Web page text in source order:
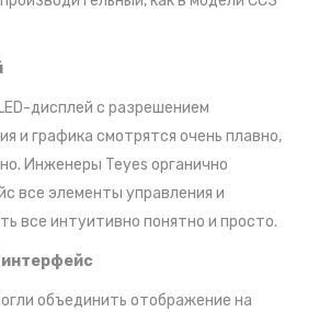
дисплей с разрешением
и графика смотрятся очень плавно,
Инженеры Teyes органично
все элементы управления и
все интуитивно понятно и просто.
объединить отображение на